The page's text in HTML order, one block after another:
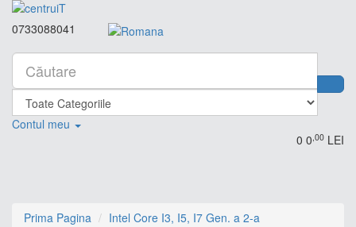
0733088041
Contul meu
0 0,00 LEI
Prima Pagina Intel Core I3, I5, I7 Gen. a 2-a